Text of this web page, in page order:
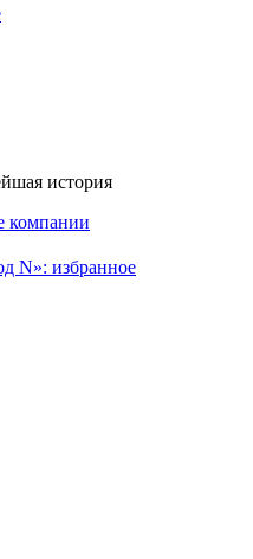
история
компании
N»: избранное